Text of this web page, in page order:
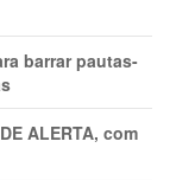
barrar pautas-
ALERTA, com